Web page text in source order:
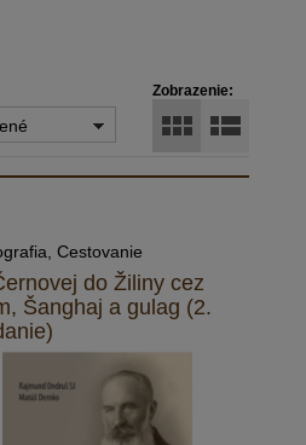
Zobrazenie:
Cestovanie
do Žiliny cez
Šanghaj a gulag (2.